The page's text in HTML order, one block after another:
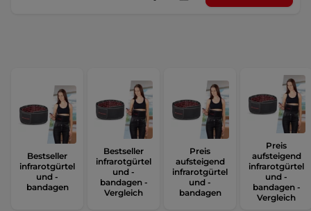
Bestseller
infrarotgürtel
und -
bandagen
Bestseller
infrarotgürtel
und -
bandagen -
Vergleich
Preis
aufsteigend
infrarotgürtel
und -
bandagen
Preis
aufsteigend
infrarotgürtel
und -
bandagen -
Vergleich